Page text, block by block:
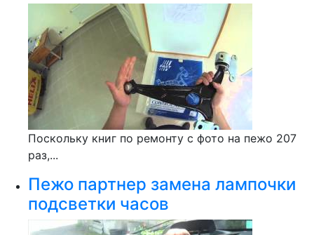
Поскольку книг по ремонту с фото на пежо 207
раз,...
Пежо партнер замена лампочки
подсветки часов